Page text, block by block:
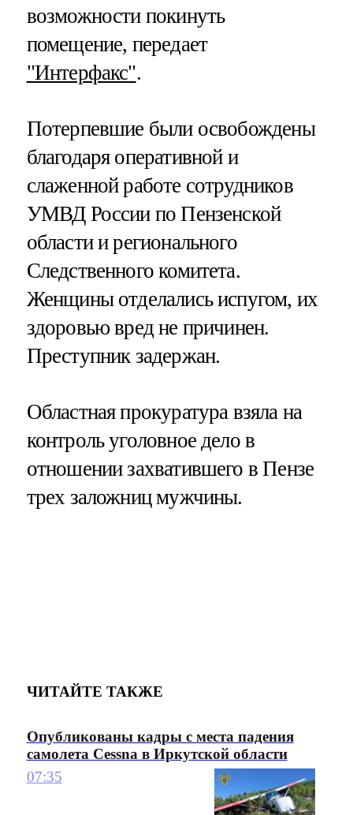
возможности покинуть
помещение, передает
"Интерфакс".
Потерпевшие были освобождены
благодаря оперативной и
слаженной работе сотрудников
УМВД России по Пензенской
области и регионального
Следственного комитета.
Женщины отделались испугом, их
здоровью вред не причинен.
Преступник задержан.
Областная прокуратура взяла на
контроль уголовное дело в
отношении захватившего в Пензе
трех заложниц мужчины.
ЧИТАЙТЕ ТАКЖЕ
Опубликованы кадры с места падения
самолета Cessna в Иркутской области
07:35